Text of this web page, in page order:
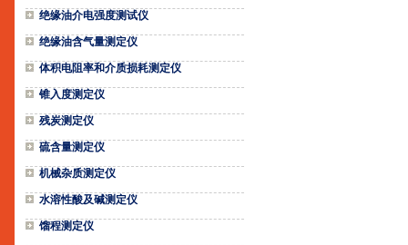
绝缘油介电强度测试仪
绝缘油含气量测定仪
体积电阻率和介质损耗测定仪
锥入度测定仪
残炭测定仪
硫含量测定仪
机械杂质测定仪
水溶性酸及碱测定仪
馏程测定仪